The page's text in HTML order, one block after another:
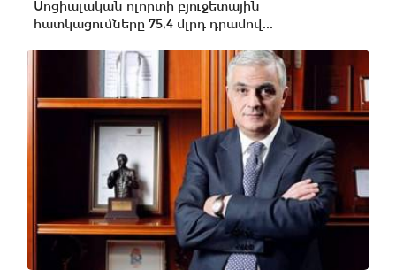
Սոցիալական ոլորտի բյուջետային
հատկացումները 75,4 մլրդ դրամով...